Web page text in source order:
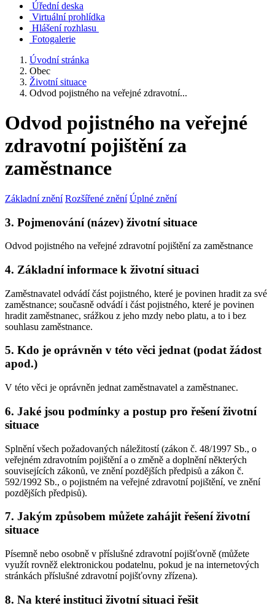
Úřední deska
Virtuální prohlídka
Hlášení rozhlasu
Fotogalerie
Úvodní stránka
Obec
Životní situace
Odvod pojistného na veřejné zdravotní...
Odvod pojistného na veřejné
zdravotní pojištění za
zaměstnance
Základní znění Rozšířené znění Úplné znění
3. Pojmenování (název) životní situace
Odvod pojistného na veřejné zdravotní pojištění za zaměstnance
4. Základní informace k životní situaci
Zaměstnavatel odvádí část pojistného, které je povinen hradit za své
zaměstnance; současně odvádí i část pojistného, které je povinen
hradit zaměstnanec, srážkou z jeho mzdy nebo platu, a to i bez
souhlasu zaměstnance.
5. Kdo je oprávněn v této věci jednat (podat žádost
apod.)
V této věci je oprávněn jednat zaměstnavatel a zaměstnanec.
6. Jaké jsou podmínky a postup pro řešení životní
situace
Splnění všech požadovaných náležitostí (zákon č. 48/1997 Sb., o
veřejném zdravotním pojištění a o změně a doplnění některých
souvisejících zákonů, ve znění pozdějších předpisů a zákon č.
592/1992 Sb., o pojistném na veřejné zdravotní pojištění, ve znění
pozdějších předpisů).
7. Jakým způsobem můžete zahájit řešení životní
situace
Písemně nebo osobně v příslušné zdravotní pojišťovně (můžete
využít rovněž elektronickou podatelnu, pokud je na internetových
stránkách příslušné zdravotní pojišťovny zřízena).
8. Na které instituci životní situaci řešit